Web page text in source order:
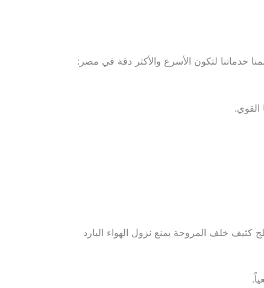
خدماتنا لتكون الأسرع والأكثر دقة في مصر:
خلف المروحة يمنع نزول الهواء البارد